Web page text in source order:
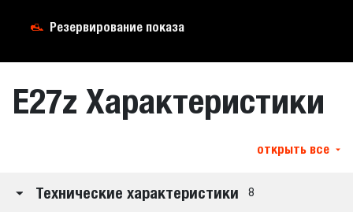
Резервирование показа
E27z Характеристики
открыть все
Технические характеристики 8